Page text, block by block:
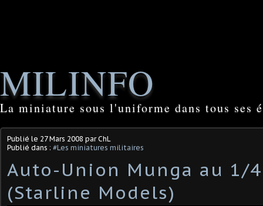
MILINFO
La miniature sous l'uniforme dans tous ses
Publié le 27 Mars 2008 par ChL
Publié dans : #Les miniatures militaires
Auto-Union Munga au 1/
(Starline Models)